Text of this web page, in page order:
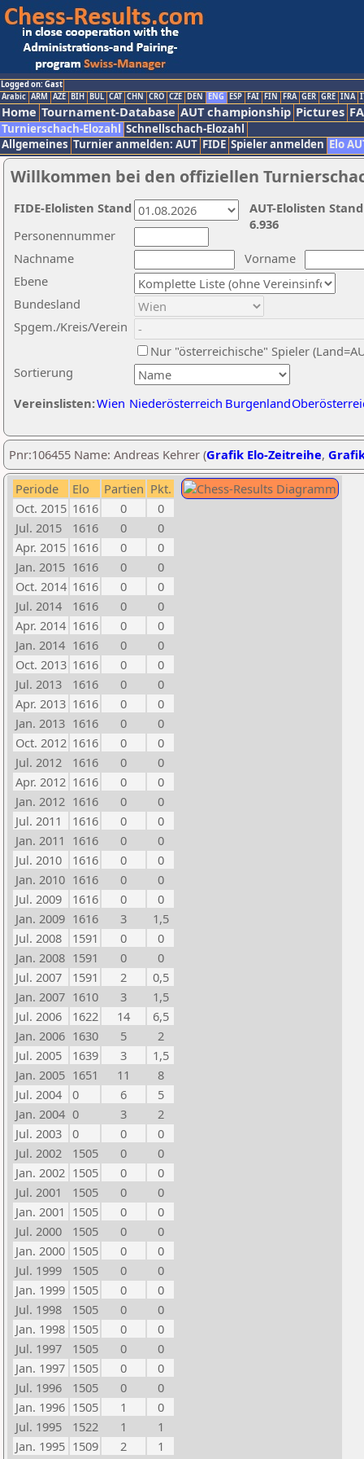
Logged on: Gast
Arabic ARM AZE BIH BUL CAT CHN CRO CZE DEN ENG ESP FAI FIN FRA GER GRE INA
Home Tournament-Database AUT championship Pictures
Turnierschach-Elozahl Schnellschach-Elozahl
Allgemeines Turnier anmelden: AUT FIDE Spieler anmelden Elo
Willkommen bei den offiziellen
Nachname
Vorname
Ebene
Sortierung
Personennummer
Bundesland
Spgem./Kreis/Verein
Nur "österreichische" Spieler
Vereinslisten:Wien Niederösterreich Burgenland
AUT-Elolisten
6.936
FIDE-Elolisten Stand
Pnr:106455 Name: Andreas Kehrer (Grafik Elo-Zeitreihe,
Periode Elo Partien Pkt.
Oct. 2015 1616 0
0
Jul. 2015
1616 0
0
Apr. 2015 1616 0
0
Jan. 2015 1616 0
0
Oct. 2014 1616 0
0
Jul. 2014
1616 0
0
Apr. 2014 1616 0
0
Jan. 2014 1616 0
0
Oct. 2013 1616 0
0
Jul. 2013
1616 0
0
Apr. 2013 1616 0
0
Jan. 2013 1616 0
0
Oct. 2012 1616 0
0
Jul. 2012
1616 0
0
Apr. 2012 1616 0
0
Jan. 2012 1616 0
0
Jul. 2011
1616 0
0
Jan. 2011 1616 0
0
Jul. 2010
1616 0
0
Jan. 2010 1616 0
0
Jul. 2009
1616 0
0
Jan. 2009 1616 3
1,5
Jul. 2008
1591 0
0
Jan. 2008 1591 0
0
Jul. 2007
1591 2
0,5
Jan. 2007 1610 3
1,5
Jul. 2006
1622 14
6,5
Jan. 2006 1630 5
2
Jul. 2005
1639 3
1,5
Jan. 2005 1651 11
8
Jul. 2004
0 6
5
Jan. 2004 0 3
2
Jul. 2003
0 0
0
Jul. 2002
1505 0
0
Jan. 2002 1505 0
0
Jul. 2001
1505 0
0
Jan. 2001 1505 0
0
Jul. 2000
1505 0
0
Jan. 2000 1505 0
0
Jul. 1999
1505 0
0
Jan. 1999 1505 0
0
Jul. 1998
1505 0
0
Jan. 1998 1505 0
0
Jul. 1997
1505 0
0
Jan. 1997 1505 0
0
Jul. 1996
1505 0
0
Jan. 1996 1505 1
0
Jul. 1995
1522 1
1
Jan. 1995 1509 2
1